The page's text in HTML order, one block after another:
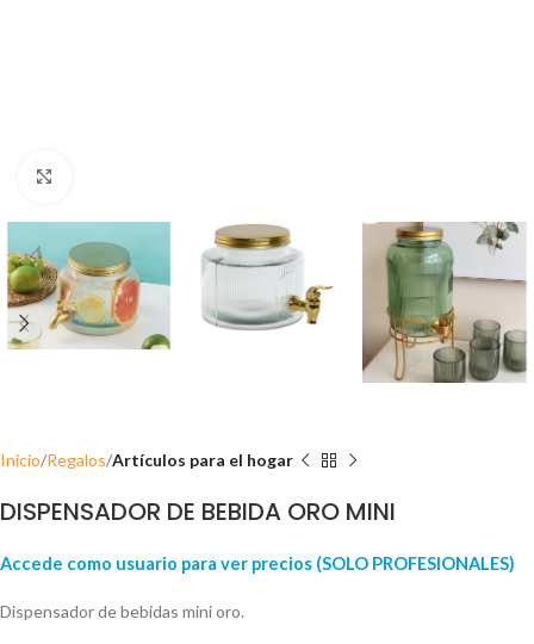
Inicio Regalos Artículos para el hogar
DISPENSADOR DE BEBIDA ORO MINI
Accede como usuario para ver precios (SOLO PROFESIONALES)
Dispensador de bebidas mini oro.